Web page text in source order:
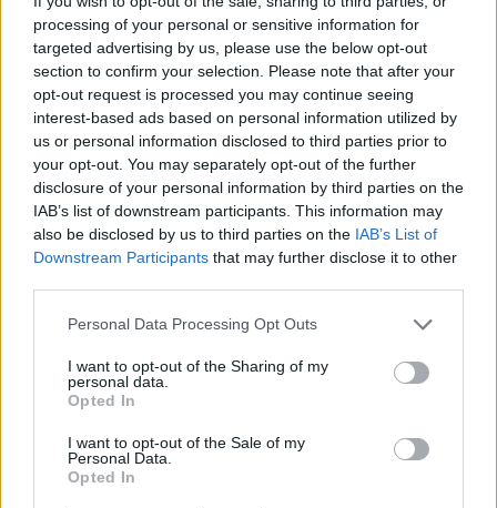
processing of your personal or sensitive information for
targeted advertising by us, please use the below opt-out
section to confirm your selection. Please note that after your
opt-out request is processed you may continue seeing
interest-based ads based on personal information utilized by
us or personal information disclosed to third parties prior to
your opt-out. You may separately opt-out of the further
disclosure of your personal information by third parties on the
IAB’s list of downstream participants. This information may
also be disclosed by us to third parties on the IAB’s List of
Downstream Participants that may further disclose it to other
Personal Data Processing Opt Outs
I want to opt-out of the Sharing of my
personal data.
Opted In
I want to opt-out of the Sale of my
Personal Data.
Opted In